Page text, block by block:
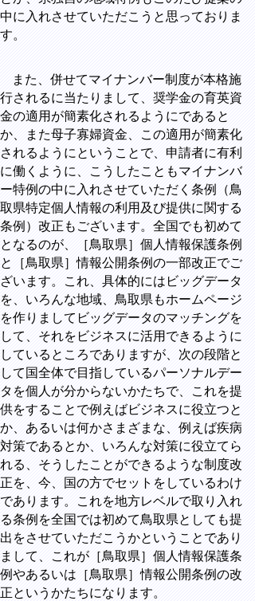
中に入れさせていただこうと思っておりま
す。
また、併せてマイナンバー制度が本格施
行されるに当たりまして、奨学金の育英資
金の適用が簡素化されるようにであると
か、また母子寡婦資金、この適用が簡素化
されるようにということで、申請者に有利
に働くように、こうしたこともマイナンバ
ー特例の中に入れさせていただく条例（鳥
取県特定個人情報の利用及び提供に関する
条例）改正もございます。全国でも初めて
となるのが、［鳥取県］個人情報保護条例
と［鳥取県］情報公開条例の一部改正でご
ざいます。これ、具体的にはビッグデータ
を、いろんな地域、鳥取県もホームページ
を作りましてビッグデータのマッチングを
して、それをビジネスに活用できるように
しているところでありますが、次の段階と
して国全体で目指しているパーソナルデー
タを個人が分からないかたちで、これを提
供をすることで例えばビジネスに役立つと
か、あるいは何かさまざまな、例えば疾病
対策であるとか、いろんな対策に役立てら
れる、そうしたことができるような制度改
正を、今、国の方でセットをしているわけ
であります。これを地方レベルで取り入れ
る条例を全国では初めて鳥取県としても提
出をさせていただこうかということであり
まして、これが［鳥取県］個人情報保護条
例やあるいは［鳥取県］情報公開条例の改
正というかたちになります。